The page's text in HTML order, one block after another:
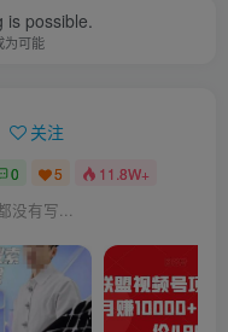
is possible.
为可能
关注
0 5 11.8W+
没有写...